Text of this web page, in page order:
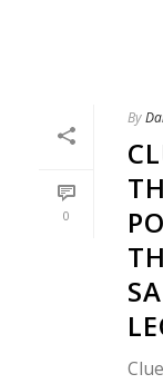
0
By